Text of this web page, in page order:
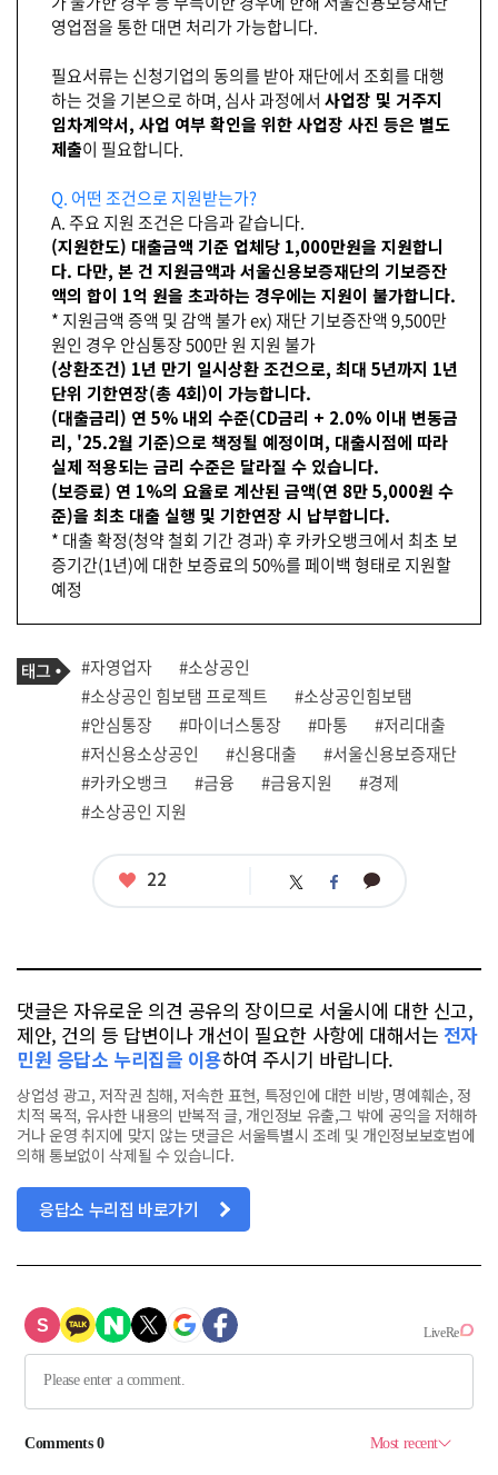
영업점을 통한 대면 처리가 가능합니다.
필요서류는 신청기업의 동의를 받아 재단에서 조회를 대행
하는 것을 기본으로 하며, 심사 과정에서 사업장 및 거주지
임차계약서, 사업 여부 확인을 위한 사업장 사진 등은 별도
제출이 필요합니다.
Q. 어떤 조건으로 지원받는가?
A. 주요 지원 조건은 다음과 같습니다.
(지원한도) 대출금액 기준 업체당 1,000만원을 지원합니
다. 다만, 본 건 지원금액과 서울신용보증재단의 기보증잔
액의 합이 1억 원을 초과하는 경우에는 지원이 불가합니다.
* 지원금액 증액 및 감액 불가 ex) 재단 기보증잔액 9,500만
원인 경우 안심통장 500만 원 지원 불가
(상환조건) 1년 만기 일시상환 조건으로, 최대 5년까지 1년
단위 기한연장(총 4회)이 가능합니다.
(대출금리) 연 5% 내외 수준(CD금리 + 2.0% 이내 변동금
리, '25.2월 기준)으로 책정될 예정이며, 대출시점에 따라
실제 적용되는 금리 수준은 달라질 수 있습니다.
(보증료) 연 1%의 요율로 계산된 금액(연 8만 5,000원 수
준)을 최초 대출 실행 및 기한연장 시 납부합니다.
* 대출 확정(청약 철회 기간 경과) 후 카카오뱅크에서 최초 보
증기간(1년)에 대한 보증료의 50%를 페이백 형태로 지원할
예정
기
사
관
련
태
그
태
그
#자영업자
#소상공인
#소상공인 힘보탬 프로젝트
#소상공인힘보탬
#안심통장
#마이너스통장 #마통
#저리대출
#저신용소상공인
#신용대출
#서울신용보증재단
#카카오뱅크
#금융 #금융지원
#경제
#소상공인 지원
좋
22 트 페 카
댓글은 자유로운 의견 공유의 장이므로 서울시에 대한 신고,
제안, 건의 등 답변이나 개선이 필요한 사항에 대해서는 전자
민원 응답소 누리집을 이용하여 주시기 바랍니다.
상업성 광고, 저작권 침해, 저속한 표현, 특정인에 대한 비방, 명예훼손, 정
치적 목적, 유사한 내용의 반복적 글, 개인정보 유출,그 밖에 공익을 저해하
거나 운영 취지에 맞지 않는 댓글은 서울특별시 조례 및 개인정보보호법에
의해 통보없이 삭제될 수 있습니다.
응답소 누리집 바로가기